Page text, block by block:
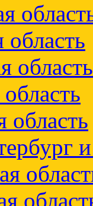
область
область
область